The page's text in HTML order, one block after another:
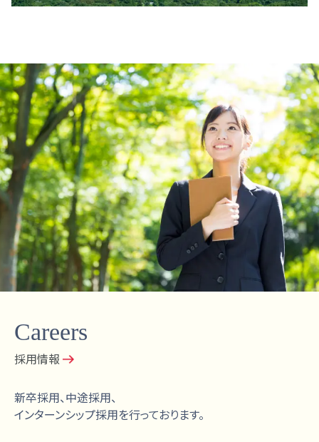
Careers
採用情報
新卒採用、中途採用、
インターンシップ採用を行っております。